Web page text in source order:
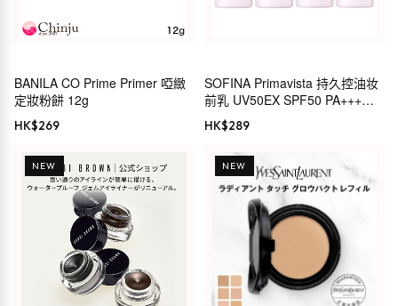
BANILA CO Prime Primer 啞緻
定妝粉餅 12g
HK$269
SOFINA Primavista 持久控油妆
前乳 UV50EX SPF50 PA+++
25ml
HK$289
NEW NEW